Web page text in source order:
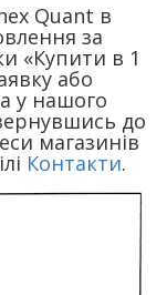
Quant в
за
«Купити в 1
або
у нашого
до
магазинів
Контакти.